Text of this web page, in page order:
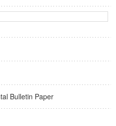
Bulletin Paper